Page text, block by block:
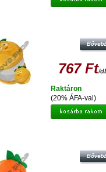
767 Ft/
(20% ÁFA-val)
Raktáron